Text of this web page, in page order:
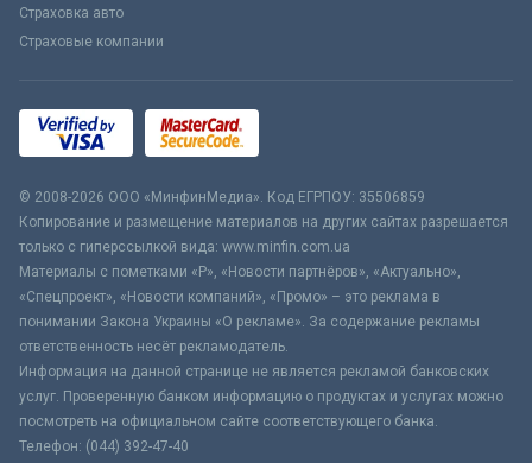
Страховка авто
Страховые компании
© 2008-2026 ООО «МинфинМедиа». Код ЕГРПОУ: 35506859
Копирование и размещение материалов на других сайтах разрешается
только с гиперссылкой вида: www.minfin.com.ua
Материалы с пометками «Р», «Новости партнёров», «Актуально»,
«Спецпроект», «Новости компаний», «Промо» – это реклама в
понимании Закона Украины «О рекламе». За содержание рекламы
ответственность несёт рекламодатель.
Информация на данной странице не является рекламой банковских
услуг. Проверенную банком информацию о продуктах и услугах можно
посмотреть на официальном сайте соответствующего банка.
Телефон: (044) 392-47-40